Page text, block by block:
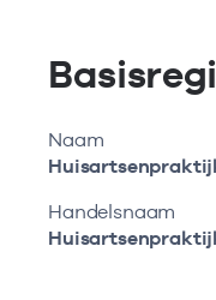
Naam
Handelsnaam